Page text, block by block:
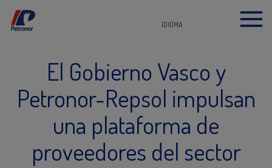
IDIOMA
El Gobierno Vasco y
Petronor-Repsol impulsan
una plataforma de
proveedores del sector